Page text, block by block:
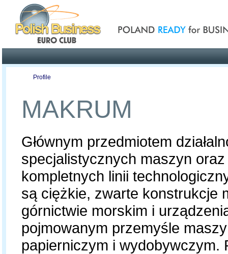
Profile
MAKRUM
Głównym przedmiotem
specjalistycznych maszyn
kompletnych linii
są ciężkie, zwarte konstrukcje
górnictwie morskim i
pojmowanym przemyśle
papierniczym i wydobywczym.